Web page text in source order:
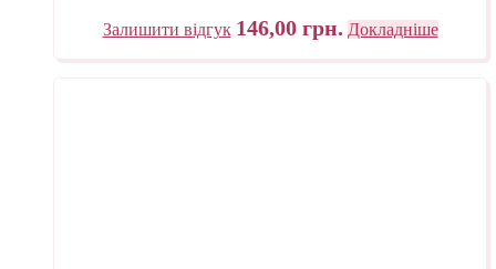
Залишити відгук 146,00 грн. Докладніше